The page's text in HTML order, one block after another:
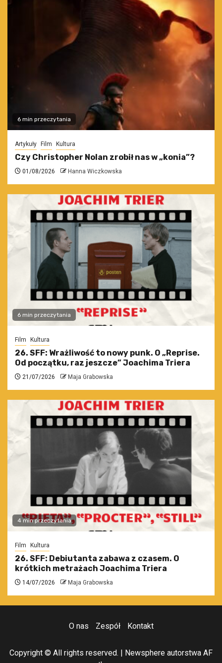
6 min przeczytania
Artykuły Film Kultura
Czy Christopher Nolan zrobił nas w „konia”?
01/08/2026 Hanna Wiczkowska
6 min przeczytania
Film Kultura
26. SFF: Wrażliwość to nowy punk. O „Reprise.
Od początku, raz jeszcze” Joachima Triera
21/07/2026 Maja Grabowska
4 min przeczytania
Film Kultura
26. SFF: Debiutanta zabawa z czasem. O
krótkich metrażach Joachima Triera
14/07/2026 Maja Grabowska
O nas Zespół Kontakt
Copyright © All rights reserved. Newsphere autorstwa AF